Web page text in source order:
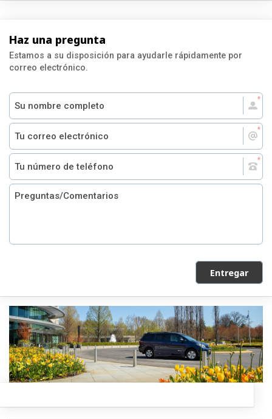
Haz una pregunta
Estamos a su disposición para ayudarle rápidamente por
correo electrónico.
Entregar